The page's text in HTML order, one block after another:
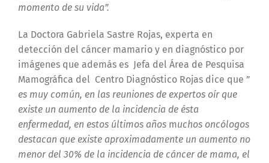
momento de su vida”.
La Doctora Gabriela Sastre Rojas, experta en
detección del cáncer mamario y en diagnóstico por
imágenes que además es Jefa del Área de Pesquisa
Mamográfica del Centro Diagnóstico Rojas dice que ”
es muy común, en las reuniones de expertos oír que
existe un aumento de la incidencia de ésta
enfermedad, en estos últimos añosmuchos oncólogos
destacan que existe aproximadamente un aumento no
menor del 30% de la incidencia de cáncer de mama, el